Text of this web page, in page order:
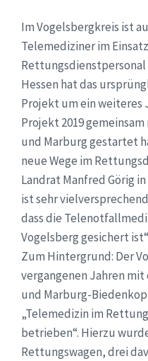
Im Vogelsbergkreis ist
Telemediziner im
Rettungsdienstpersonal
Hessen hat das
Projekt um ein weiteres
Projekt 2019
und Marburg gestartet
neue Wege im
Landrat Manfred Görig
ist sehr
dass die
Vogelsberg gesichert
Zum Hintergrund: Der
vergangenen Jahren
und Marburg-
„Telemedizin im
betrieben“. Hierzu
Rettungswagen, drei